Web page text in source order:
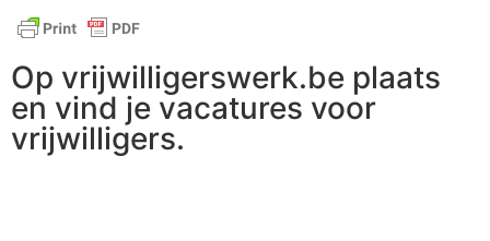
Op vrijwilligerswerk.be plaats
en vind je vacatures voor
vrijwilligers.